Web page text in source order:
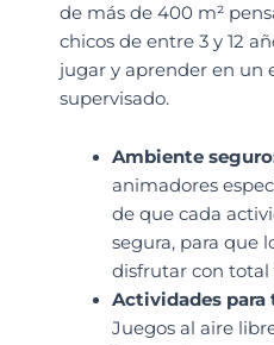
de más de 400 m²
chicos de entre 3 y 12
jugar y aprender en un
supervisado.
Ambiente seguro
animadores
de que cada
segura, para que
disfrutar con
Actividades
Juegos al aire